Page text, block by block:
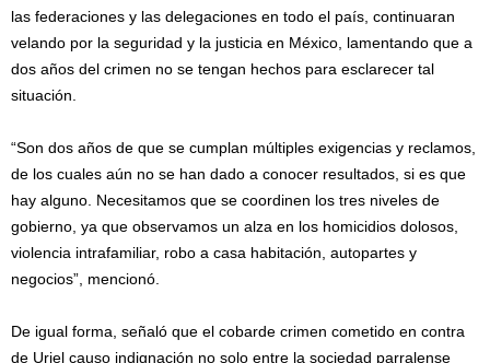
las federaciones y las delegaciones en todo el país, continuaran
velando por la seguridad y la justicia en México, lamentando que a
dos años del crimen no se tengan hechos para esclarecer tal
situación.
“Son dos años de que se cumplan múltiples exigencias y reclamos,
de los cuales aún no se han dado a conocer resultados, si es que
hay alguno. Necesitamos que se coordinen los tres niveles de
gobierno, ya que observamos un alza en los homicidios dolosos,
violencia intrafamiliar, robo a casa habitación, autopartes y
negocios”, mencionó.
De igual forma, señaló que el cobarde crimen cometido en contra
de Uriel causo indignación no solo entre la sociedad parralense